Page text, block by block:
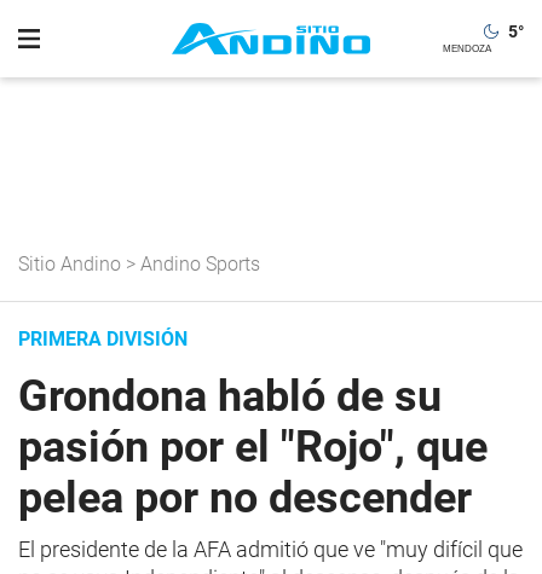
5°
Sitio Andino > Andino Sports
PRIMERA DIVISIÓN
Grondona habló de su
pasión por el "Rojo", que
pelea por no descender
El presidente de la AFA admitió que ve "muy difícil que